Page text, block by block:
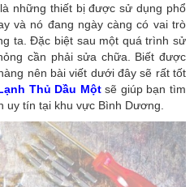
những thiết bị được sử dụng phổ
và nó đang ngày càng có vai trò
ta. Đặc biệt sau một quá trình sử
cần phải sửa chữa. Biết được
nên bài viết dưới đây sẽ rất tốt
Thủ Dầu Một sẽ giúp bạn tìm
tín tại khu vực Bình Dương.